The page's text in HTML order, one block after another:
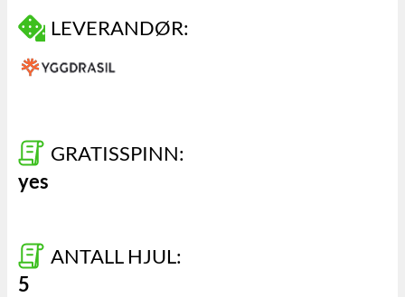
LEVERANDØR:
GRATISSPINN:
yes
ANTALL HJUL:
5